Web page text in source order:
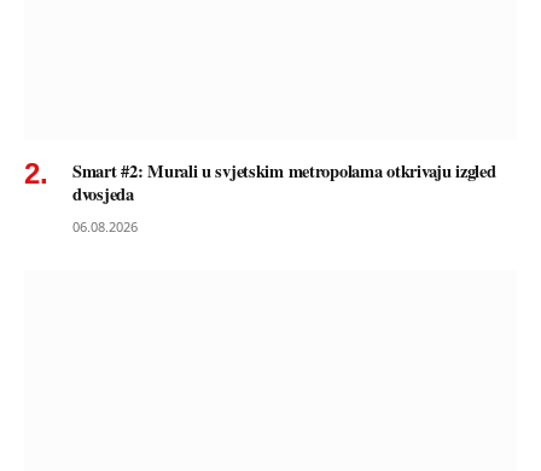
Smart #2: Murali u svjetskim metropolama otkrivaju izgled
dvosjeda
06.08.2026